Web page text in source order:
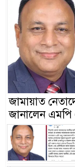
জামায়াত
জানালেন